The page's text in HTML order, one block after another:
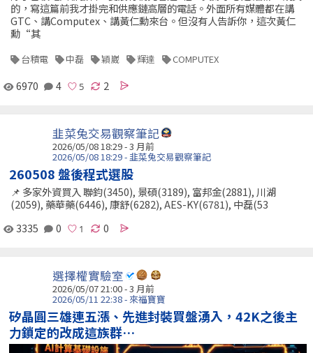
的，寫這篇前我才掛完和供應鏈高層的電話。外面所有媒體都在講
GTC、講Computex、講黃仁勳來台。但沒有人告訴你，這次黃仁
勳“其
台積電 中磊 穎崴 輝達 COMPUTEX
6970 4 2
韭菜兔交易觀察筆記
2026/05/08 18:29 - 3 月前
2026/05/08 18:29 - 韭菜兔交易觀察筆記
260508 盤後程式選股
📌 多家外資買入 聯鈞(3450), 景碩(3189), 富邦金(2881), 川湖
(2059), 藥華藥(6446), 康舒(6282), AES-KY(6781), 中磊(53
3335
0 0
選擇權實驗室
2026/05/07 21:00 - 3 月前
2026/05/11 22:38 - 來福寶寶
矽晶圓三雄連五漲、先進封裝買盤湧入，42K之後主
力鎖定的改成這族群…